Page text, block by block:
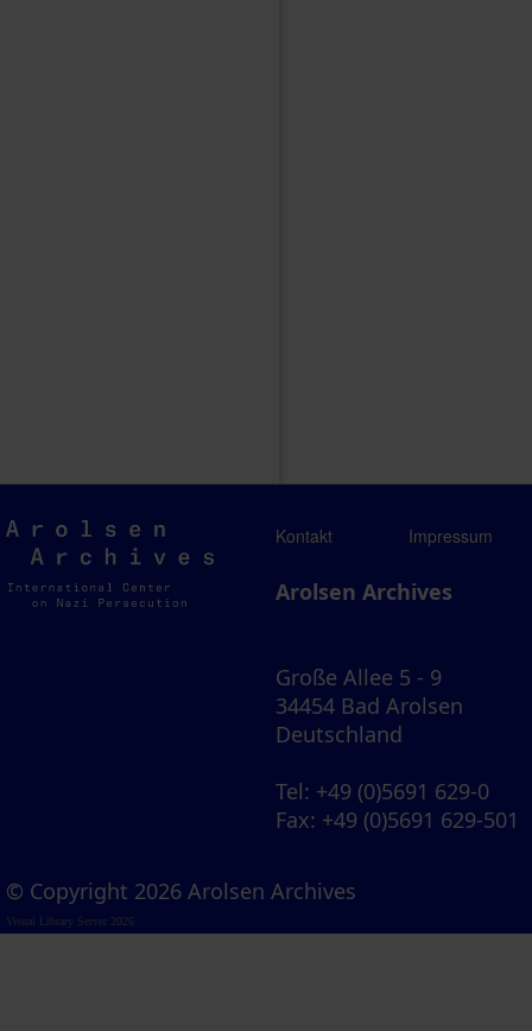
Arolsen
Archives
Kontakt Impressum
Arolsen Archives
Große Allee 5 - 9
34454 Bad Arolsen
Deutschland
Tel: +49 (0)5691 629-0
Fax: +49 (0)5691 629-501
© Copyright 2026 Arolsen Archives
Visual Library Server 2026